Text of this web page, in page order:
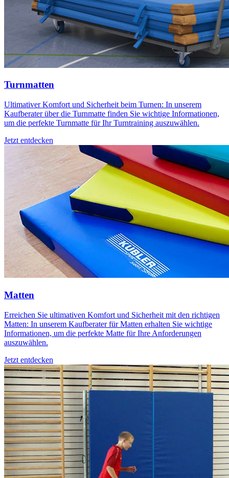
Turnmatten
Ultimativer Komfort und Sicherheit beim Turnen: In unserem
Kaufberater über die Turnmatte finden Sie wichtige Informationen,
um die perfekte Turnmatte für Ihr Turntraining auszuwählen.
Jetzt entdecken
Matten
Erreichen Sie ultimativen Komfort und Sicherheit mit den richtigen
Matten: In unserem Kaufberater für Matten erhalten Sie wichtige
Informationen, um die perfekte Matte für Ihre Anforderungen
auszuwählen.
Jetzt entdecken